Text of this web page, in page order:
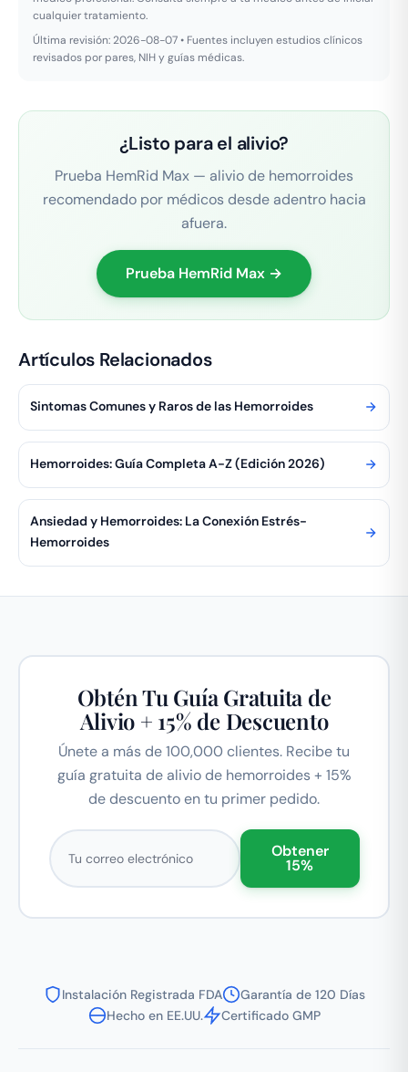
cualquier tratamiento.
Última revisión: 2026-08-07 • Fuentes incluyen estudios clínicos
revisados por pares, NIH y guías médicas.
¿Listo para el alivio?
Prueba HemRid Max — alivio de hemorroides
recomendado por médicos desde adentro hacia
afuera.
Prueba HemRid Max →
Artículos Relacionados
Sintomas Comunes y Raros de las Hemorroides
Hemorroides: Guía Completa A-Z (Edición 2026)
Ansiedad y Hemorroides: La Conexión Estrés-
Hemorroides
Obtén Tu Guía Gratuita de
Alivio + 15% de Descuento
Únete a más de 100,000 clientes. Recibe tu
guía gratuita de alivio de hemorroides + 15%
de descuento en tu primer pedido.
Correo electrónico
Obtener
15%
Instalación Registrada FDA
Garantía de 120 Días
Hecho en EE.UU.
Certificado GMP